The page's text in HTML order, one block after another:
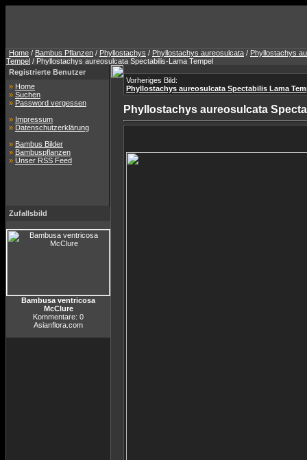
Home / Bambus Pflanzen / Phyllostachys / Phyllostachys aureosulcata / Phyllostachys
Tempel / Phyllostachys aureosulcata Spectabilis-Lama Tempel
Registrierte Benutzer
» Home
» Suchen
» Password vergessen
» Impressum
» Datenschutzerklärung
» Bambus Bilder
» Bambuspflanzen
» Unser RSS Feed
Zufallsbild
Bambusa ventricosa
McClure
Kommentare: 0
Asianflora.com
Vorheriges Bild:
Phyllostachys aureosulcata Spectabilis Lama
Phyllostachys aureosulcata